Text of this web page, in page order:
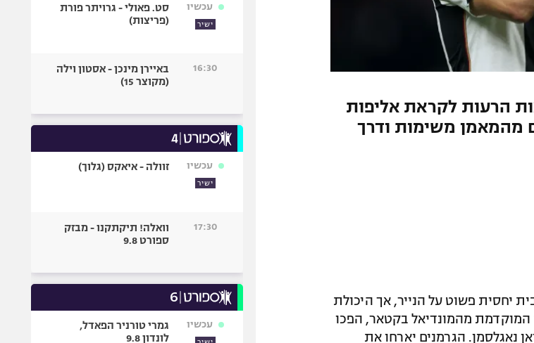
הרעות לקראת אליפות
מהמאמן משימות ודרך
יחסית פשוט על הנייר, אך היכולת
המוקדמת מהמונדיאל בקטאר, הפכו
נאגלסמן. הגרמנים יארחו את
עכשיו
ישיר
סט. פאולי - גרויתר פורת
(פריצות)
16:30
באיירן מינכן - אסטון וילה
(מקוצר 15)
עכשיו
ישיר
זוולה - איאקס (גלוך)
17:30
וואלה! תיקתקנו - מבזק
ספורט 9.8
עכשיו
גמרי טורניר הפאדל,
לונדון 9.8